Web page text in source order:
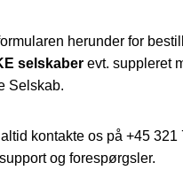
herunder for
selskaber evt. suppleret
Selskab.
kontakte os på +45 321
og forespørgsler.